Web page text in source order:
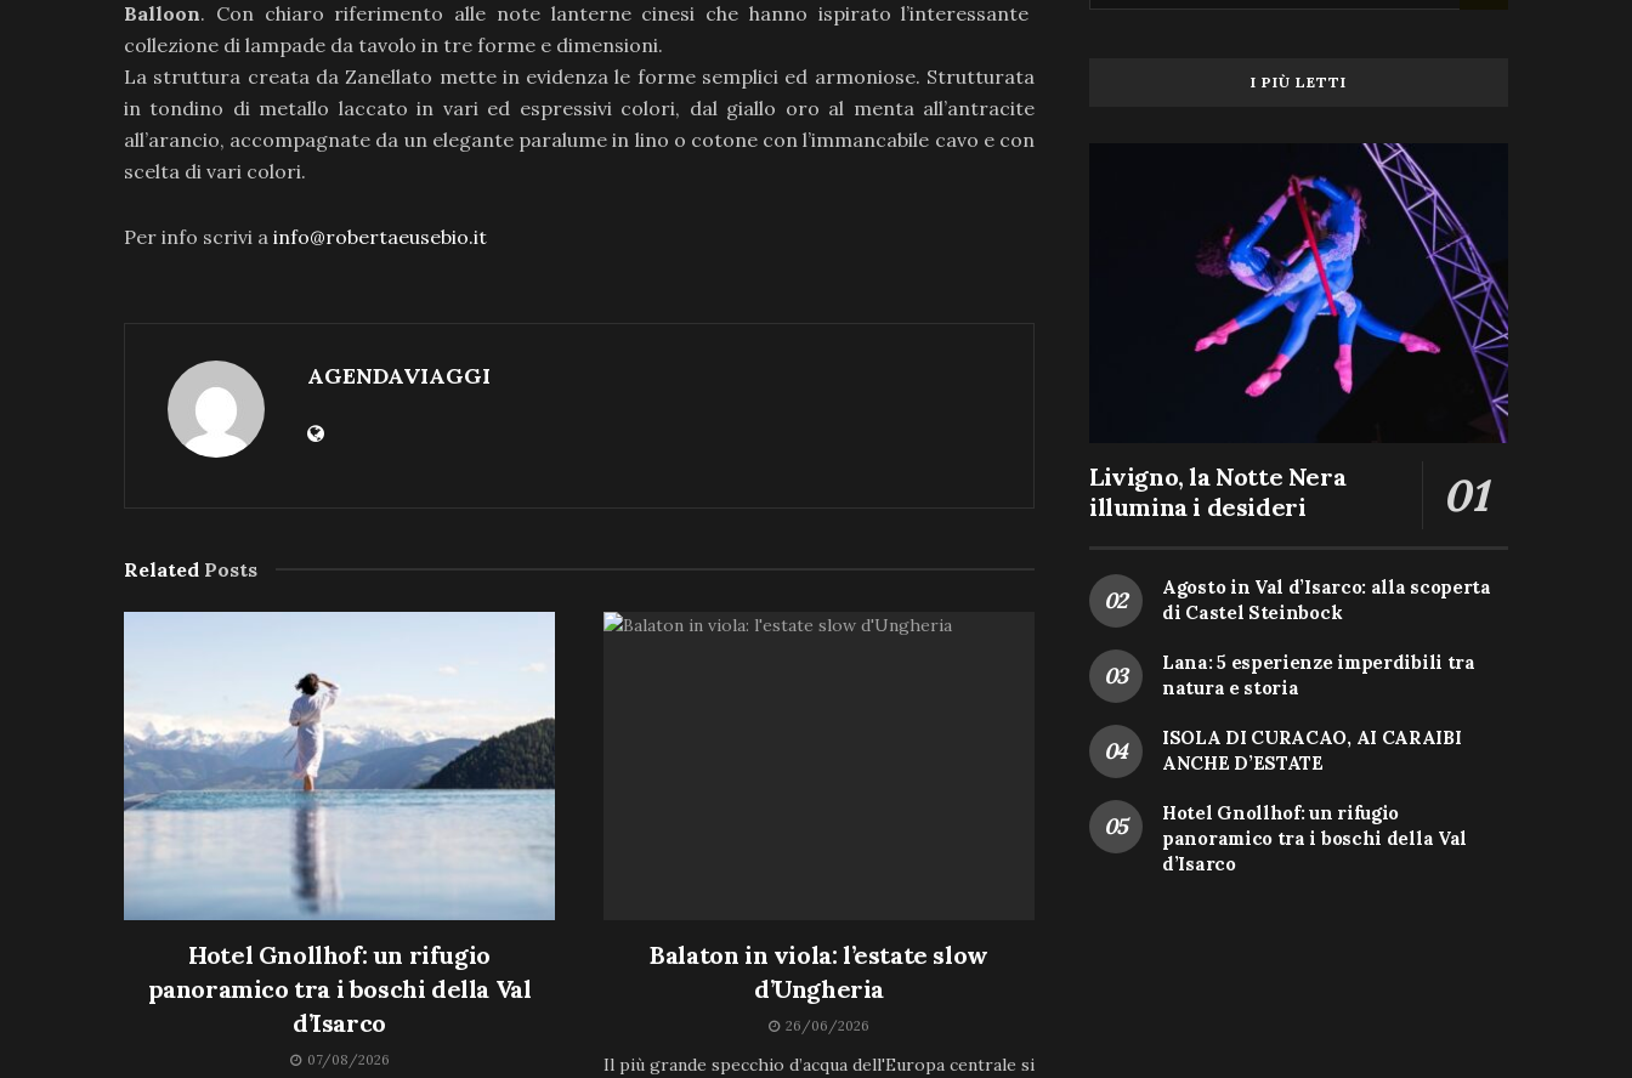
Balloon. Con chiaro riferimento alle note lanterne cinesi che hanno ispirato l’interessante
collezione di lampade da tavolo in tre forme e dimensioni.
La struttura creata da Zanellato mette in evidenza le forme semplici ed armoniose. Strutturata
in tondino di metallo laccato in vari ed espressivi colori, dal giallo oro al menta all’antracite
all’arancio, accompagnate da un elegante paralume in lino o cotone con l’immancabile cavo e con
scelta di vari colori.
Per info scrivi a info@robertaeusebio.it
AGENDAVIAGGI
Related Posts
Hotel Gnollhof: un rifugio
panoramico tra i boschi della Val
d’Isarco
07/08/2026
Balaton in viola: l’estate slow
d’Ungheria
26/06/2026
Il più grande specchio d’acqua dell'Europa centrale si
I PIÙ LETTI
Livigno, la Notte Nera
illumina i desideri
Agosto in Val d’Isarco: alla scoperta
di Castel Steinbock
Lana: 5 esperienze imperdibili tra
natura e storia
ISOLA DI CURACAO, AI CARAIBI
ANCHE D’ESTATE
Hotel Gnollhof: un rifugio
panoramico tra i boschi della Val
d’Isarco